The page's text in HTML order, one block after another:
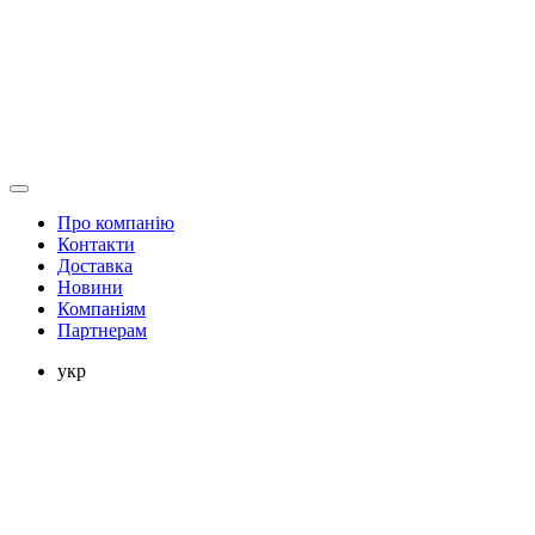
Про компанію
Контакти
Доставка
Новини
Компаніям
Партнерам
укр